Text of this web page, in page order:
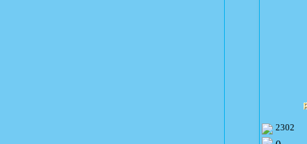
2302